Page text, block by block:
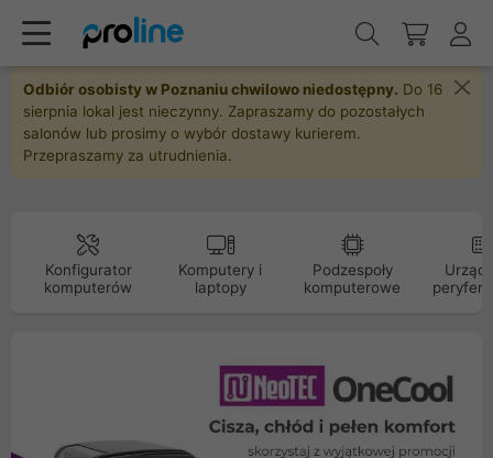
Odbiór osobisty w Poznaniu chwilowo niedostępny. Do 16
sierpnia lokal jest nieczynny. Zapraszamy do pozostałych
salonów lub prosimy o wybór dostawy kurierem.
Przepraszamy za utrudnienia.
Konfigurator
komputerów
Komputery i
laptopy
Podzespoły
komputerowe